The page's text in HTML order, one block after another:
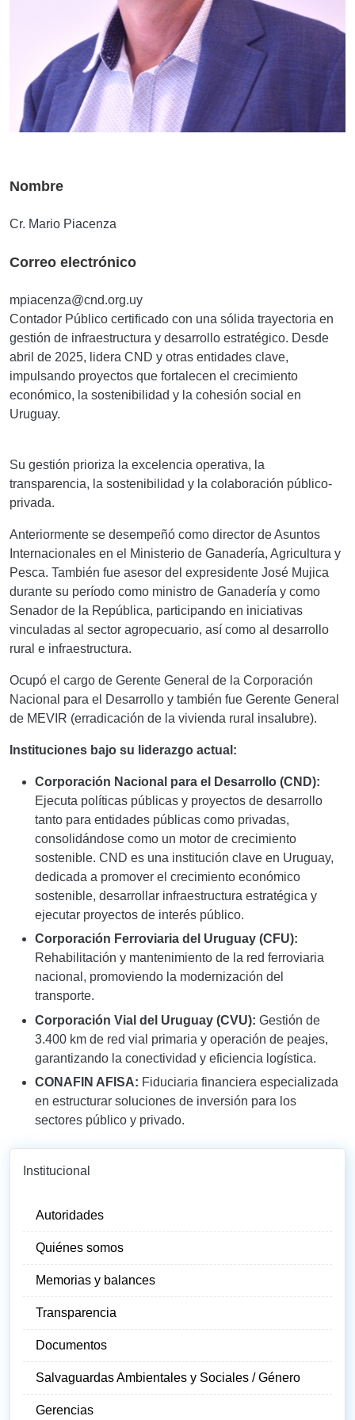
Nombre
Cr. Mario Piacenza
Correo electrónico
mpiacenza@cnd.org.uy
Contador Público certificado con una sólida trayectoria en
gestión de infraestructura y desarrollo estratégico. Desde
abril de 2025, lidera CND y otras entidades clave,
impulsando proyectos que fortalecen el crecimiento
económico, la sostenibilidad y la cohesión social en
Uruguay.
Su gestión prioriza la excelencia operativa, la
transparencia, la sostenibilidad y la colaboración público-
privada.
Anteriormente se desempeñó como director de Asuntos
Internacionales en el Ministerio de Ganadería, Agricultura y
Pesca. También fue asesor del expresidente José Mujica
durante su período como ministro de Ganadería y como
Senador de la República, participando en iniciativas
vinculadas al sector agropecuario, así como al desarrollo
rural e infraestructura.
Ocupó el cargo de Gerente General de la Corporación
Nacional para el Desarrollo y también fue Gerente General
de MEVIR (erradicación de la vivienda rural insalubre).
Instituciones bajo su liderazgo actual:
Corporación Nacional para el Desarrollo (CND):
Ejecuta políticas públicas y proyectos de desarrollo
tanto para entidades públicas como privadas,
consolidándose como un motor de crecimiento
sostenible. CND es una institución clave en Uruguay,
dedicada a promover el crecimiento económico
sostenible, desarrollar infraestructura estratégica y
ejecutar proyectos de interés público.
Corporación Ferroviaria del Uruguay (CFU):
Rehabilitación y mantenimiento de la red ferroviaria
nacional, promoviendo la modernización del
transporte.
Corporación Vial del Uruguay (CVU): Gestión de
3.400 km de red vial primaria y operación de peajes,
garantizando la conectividad y eficiencia logística.
CONAFIN AFISA: Fiduciaria financiera especializada
en estructurar soluciones de inversión para los
sectores público y privado.
Institucional
Autoridades
Quiénes somos
Memorias y balances
Transparencia
Documentos
Salvaguardas Ambientales y Sociales / Género
Gerencias